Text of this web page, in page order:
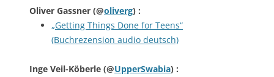
Oliver Gassner (@oliverg) :
„Getting Things Done for Teens“
(Buchrezension audio deutsch)
Inge Veil-Köberle (@UpperSwabia) :